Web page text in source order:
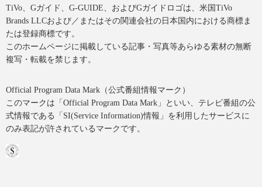
TiVo、Gガイド、G-GUIDE、およびGガイドロゴは、米国TiVo
Brands LLCおよび／またはその関連会社の日本国内における商標ま
たは登録商標です。
このホームページに掲載している記事・写真等あらゆる素材の無断
複写・転載を禁じます。
Official Program Data Mark（公式番組情報マーク）
このマークは「Official Program Data Mark」といい、テレビ番組の公
式情報である「SI(Service Information)情報」を利用したサービスに
のみ表記が許されているマークです。